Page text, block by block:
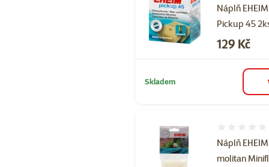
Náplň
Pickup 45
Cena
129 Kč
Skladem
Náplň EHEIM
molitan